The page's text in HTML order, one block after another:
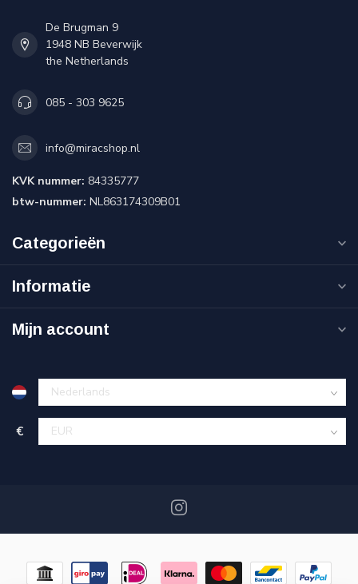
De Brugman 9
1948 NB Beverwijk
the Netherlands
085 - 303 9625
info@miracshop.nl
KVK nummer: 84335777
btw-nummer: NL863174309B01
Categorieën
Informatie
Mijn account
€